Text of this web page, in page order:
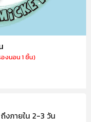
องนอน 1 ชิ้น)
งภายใน 2-3 วัน